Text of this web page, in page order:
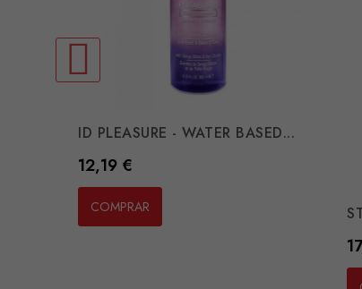
ID PLEASURE - WATER BASED...
Preço
12,19 €
COMPRAR